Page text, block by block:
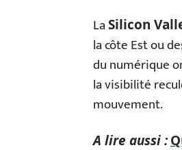
LaSilicon
la côte Est ou
du numérique
la visibilité
mouvement.
A lire aussi :